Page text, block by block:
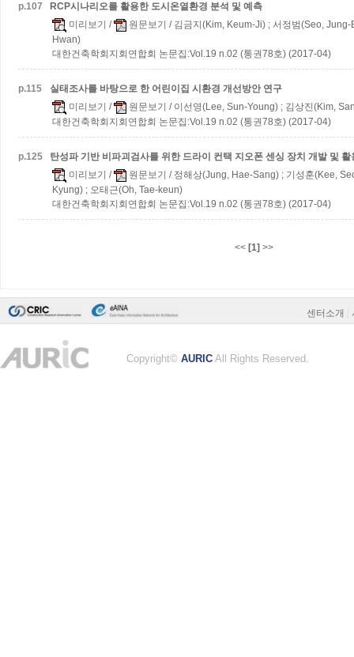
p.107
RCP시나리오를 활용한 도시온열환경 분석 및 예측
미리보기 / 원문보기 / 김금지(Kim, Keum-Ji) ; 서정범(Seo,
Hwan)
대한건축학회지회연합회 논문집:Vol.19 n.02 (통권78호) (2017-04)
p.115
실태조사를 바탕으로 한 어린이집 시환경 개선방안 연구
미리보기 / 원문보기 / 이선영(Lee, Sun-Young) ; 김상진(Kim,
대한건축학회지회연합회 논문집:Vol.19 n.02 (통권78호) (2017-04)
p.125
탄성파 기반 비파괴검사를 위한 드라이 컨택 지오폰 센싱 장치 개발 및 활
미리보기 / 원문보기 / 정해상(Jung, Hae-Sang) ; 기성훈(Kee,
Kyung) ; 오태근(Oh, Tae-keun)
대한건축학회지회연합회 논문집:Vol.19 n.02 (통권78호) (2017-04)
<< [1] >>
센터소개
Copyright© AURIC All Rights Reserved.